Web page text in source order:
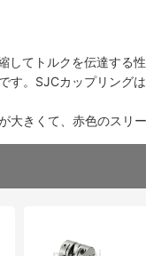
してトルクを伝達する
す。SJCカップリング
大きくて、赤色のス